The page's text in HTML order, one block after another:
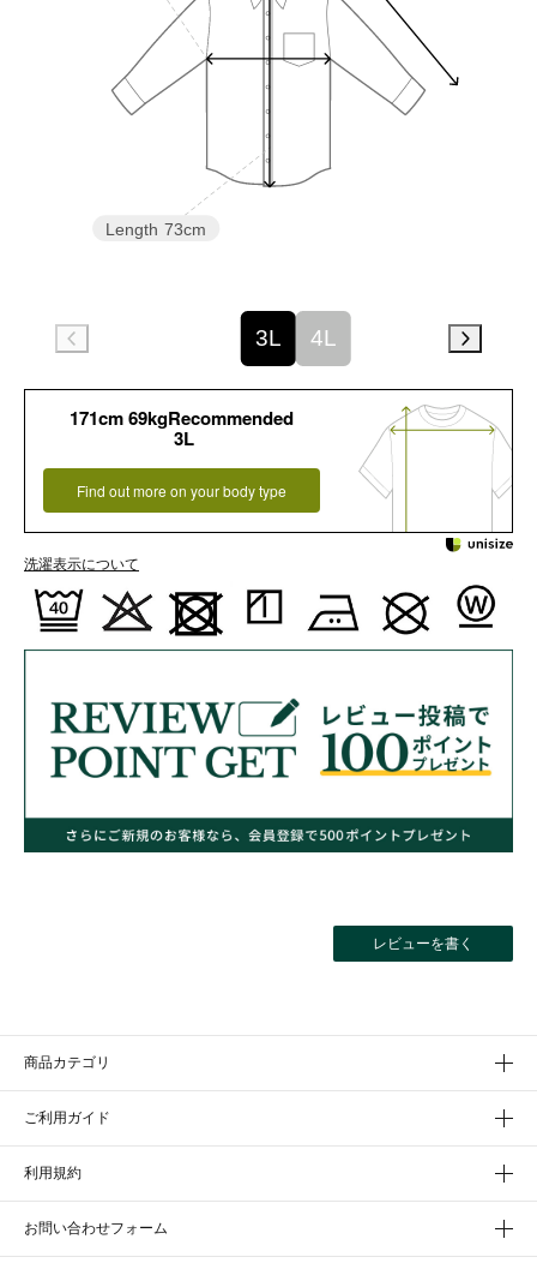
Length 73cm
3L 4L
171cm 69kgRecommended
3L
Find out more on your body type
洗濯表示について
レビューを書く
商品カテゴリ
ご利用ガイド
利用規約
お問い合わせフォーム